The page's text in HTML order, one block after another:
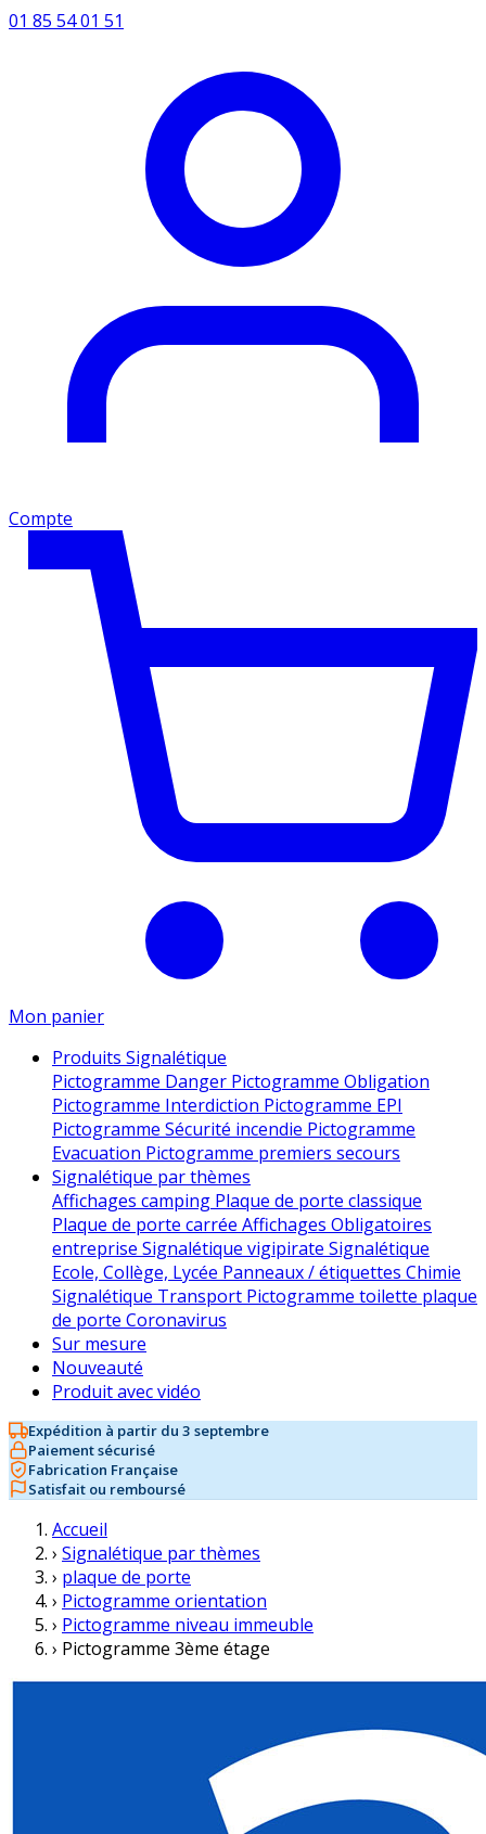
01 85 54 01 51
Compte
Mon panier
Produits Signalétique
Pictogramme Danger Pictogramme Obligation
Pictogramme Interdiction Pictogramme EPI
Pictogramme Sécurité incendie Pictogramme
Evacuation Pictogramme premiers secours
Signalétique par thèmes
Affichages camping Plaque de porte classique
Plaque de porte carrée Affichages Obligatoires
entreprise Signalétique vigipirate Signalétique
Ecole, Collège, Lycée Panneaux / étiquettes Chimie
Signalétique Transport Pictogramme toilette plaque
de porte Coronavirus
Sur mesure
Nouveauté
Produit avec vidéo
Expédition à partir du 3 septembre
Paiement sécurisé
Fabrication Française
Satisfait ou remboursé
Accueil
› Signalétique par thèmes
› plaque de porte
› Pictogramme orientation
› Pictogramme niveau immeuble
› Pictogramme 3ème étage